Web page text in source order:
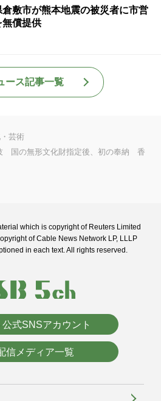
倉敷市が熊本地震の被災者に市営
無償提供
ース記事一覧
芸術
国の無形文化財指定後、初の奉納 香
which is copyright of Reuters Limited
of Cable News Network LP, LLLP
in each text. All rights reserved.
公式SNSアカウント
信メディア一覧